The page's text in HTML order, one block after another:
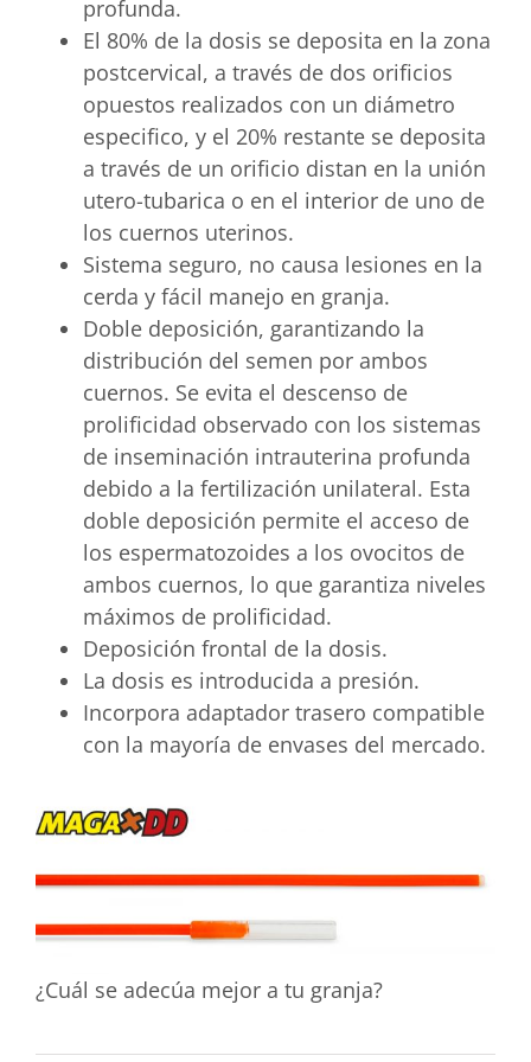
profunda.
El 80% de la dosis se deposita en la zona
postcervical, a través de dos orificios
opuestos realizados con un diámetro
especifico, y el 20% restante se deposita
a través de un orificio distan en la unión
utero-tubarica o en el interior de uno de
los cuernos uterinos.
Sistema seguro, no causa lesiones en la
cerda y fácil manejo en granja.
Doble deposición, garantizando la
distribución del semen por ambos
cuernos. Se evita el descenso de
prolificidad observado con los sistemas
de inseminación intrauterina profunda
debido a la fertilización unilateral. Esta
doble deposición permite el acceso de
los espermatozoides a los ovocitos de
ambos cuernos, lo que garantiza niveles
máximos de prolificidad.
Deposición frontal de la dosis.
La dosis es introducida a presión.
Incorpora adaptador trasero compatible
con la mayoría de envases del mercado.
¿Cuál se adecúa mejor a tu granja?